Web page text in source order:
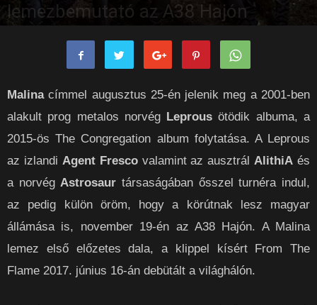
lemezbemutató az A38 Hajón
Malinacímmel augusztus 25-én jelenik meg a 2001-ben
alakult prog metalos norvég Leprous ötödik albuma, a
2015-ös The Congregation album folytatása. A Leprous
az izlandi Agent Frescovalamint az ausztrálAlithiA és
a norvégAstrosaur társaságában ősszel turnéra indul,
az pedig külön öröm, hogy a körútnak lesz magyar
állámása is, november 19-én az A38 Hajón. A Malina
lemez első előzetes dala, a klippel kísért From The
Flame 2017. június 16-án debütált a világhálón.